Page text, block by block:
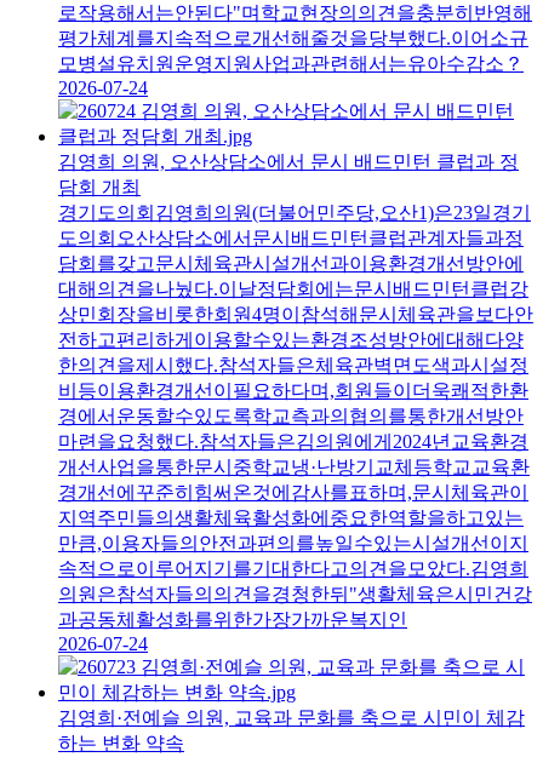
로작용해서는안된다"며학교현장의의견을충분히반영해
평가체계를지속적으로개선해줄것을당부했다.이어소규
모병설유치원운영지원사업과관련해서는유아수감소？
2026-07-24
김영희 의원, 오산상담소에서 문시 배드민턴 클럽과 정
담회 개최
경기도의회김영희의원(더불어민주당,오산1)은23일경기
도의회오산상담소에서문시배드민턴클럽관계자들과정
담회를갖고문시체육관시설개선과이용환경개선방안에
대해의견을나눴다.이날정담회에는문시배드민턴클럽강
상민회장을비롯한회원4명이참석해문시체육관을보다안
전하고편리하게이용할수있는환경조성방안에대해다양
한의견을제시했다.참석자들은체육관벽면도색과시설정
비등이용환경개선이필요하다며,회원들이더욱쾌적한환
경에서운동할수있도록학교측과의협의를통한개선방안
마련을요청했다.참석자들은김의원에게2024년교육환경
개선사업을통한문시중학교냉·난방기교체등학교교육환
경개선에꾸준히힘써온것에감사를표하며,문시체육관이
지역주민들의생활체육활성화에중요한역할을하고있는
만큼,이용자들의안전과편의를높일수있는시설개선이지
속적으로이루어지기를기대한다고의견을모았다.김영희
의원은참석자들의의견을경청한뒤"생활체육은시민건강
과공동체활성화를위한가장가까운복지인
2026-07-24
김영희·전예슬 의원, 교육과 문화를 축으로 시민이 체감
하는 변화 약속